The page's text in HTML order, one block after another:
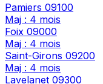
Pamiers 09100
Maj : 4 mois
Foix 09000
Maj : 4 mois
Saint-Girons 09200
Maj : 4 mois
Lavelanet 09300